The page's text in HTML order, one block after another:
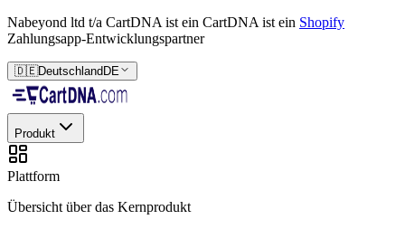
Nabeyond ltd t/a CartDNA ist ein CartDNA ist ein Shopify
Zahlungsapp-Entwicklungspartner
🇩🇪Deutschland DE
Produkt
Plattform
Übersicht über das Kernprodukt